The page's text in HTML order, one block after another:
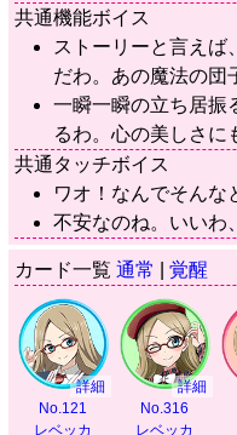
共通機能ボイス
ストーリーと言えば
だわ。あの魔法の団
一瞬一瞬の立ち居振
るわ。心の美しさに
共通タッチボイス
ワオ！なんでそんな
不安なのね。いいわ
カード一覧 通常 覚醒
詳細
No.121
レベッカ
詳細
No.316
レベッカ